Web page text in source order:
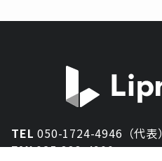
TEL050-1724-4946（代表）
FAX025-333-4900